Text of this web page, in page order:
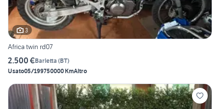
3
Africa twin rd07
2.500 €Barletta (BT)
Usato05/199750000 KmAltro